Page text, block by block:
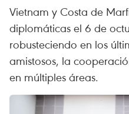
Vietnam y Costa de
diplomáticas el 6 de
robusteciendo en los
amistosos, la
en múltiples áreas.